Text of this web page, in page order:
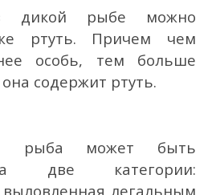
дикой рыбе можно
ртуть. Причем чем
особь, тем больше
содержит ртуть.
рыба может быть
две категории:
выловленная легальным